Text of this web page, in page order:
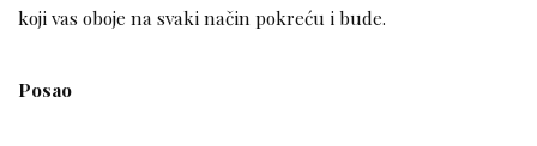
koji vas oboje na svaki način pokreću i bude.
Posao